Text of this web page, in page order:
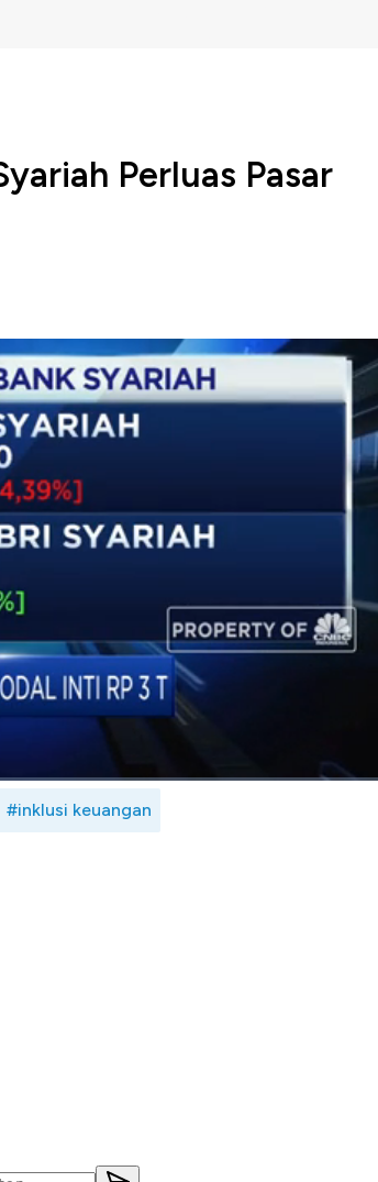
Perluas Pasar
syariah per Oktober 2019 disebut Pengurus
Bustaman telah mencapai 6%, sehingga
market share. Namun demikian,
terutama karena masih rendahnya inklusi
itu, ke depan Asbisindo akan meningkatkan
bank syariah Indonesia agar bisa
Selengkapnya saksikan dialog Maria
Gunawan dengan Pengurus DPP Asosiasi
dalam Closing Bell, CNBC Indonesia (Rabu,
#inklusi keuangan